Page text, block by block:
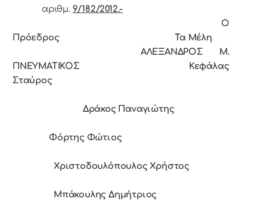
αριθμ. 9/182/2012.-
Ο
Πρόεδρoς Τα Μέλη
ΑΛΕΞΑΝΔΡΟΣ Μ.
ΠΝΕΥΜΑΤΙΚΟΣ Κεφάλας
Σταύρος
Δράκος Παναγιώτης
Φόρτης Φώτιος
Χριστοδουλόπουλος Χρήστος
Μπάκουλης Δημήτριος